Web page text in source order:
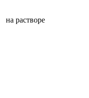
на растворе